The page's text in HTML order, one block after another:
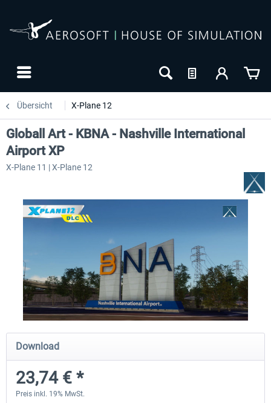
Übersicht X-Plane 12
Traffic Global for X-Plane 12/11
(Windows)
X-Plane.org - King Air 350
Globall Art - KBNA - Nashville International
Airport XP
X-Plane 11 | X-Plane 12
Download
23,74 € *
Preis inkl. 19% MwSt.